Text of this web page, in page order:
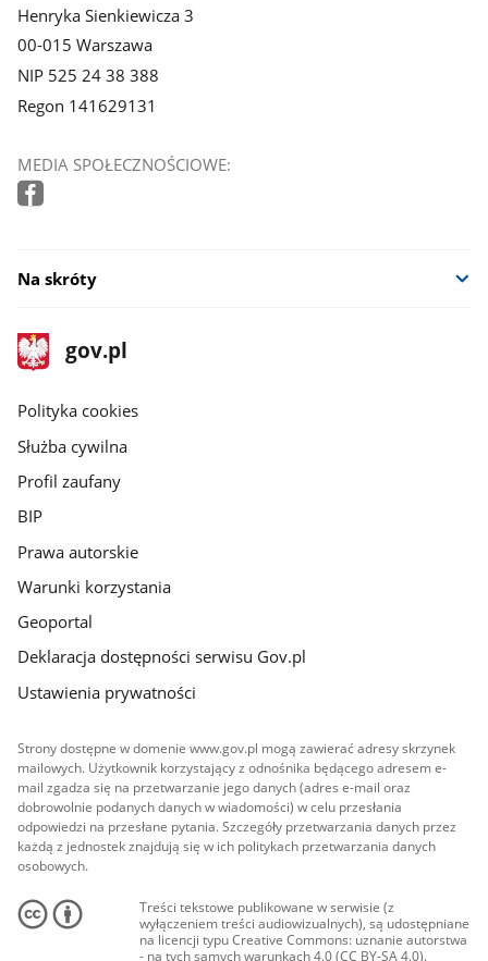
Henryka Sienkiewicza 3
00-015 Warszawa
NIP 525 24 38 388
Regon 141629131
MEDIA SPOŁECZNOŚCIOWE:
Na skróty
stopka
gov.pl
Strona
gov.pl
gov.pl
Polityka cookies
Służba cywilna
Profil zaufany
BIP
Prawa autorskie
Warunki korzystania
Geoportal
Deklaracja dostępności serwisu Gov.pl
Ustawienia prywatności
Strony dostępne w domenie www.gov.pl mogą zawierać adresy skrzynek
mailowych. Użytkownik korzystający z odnośnika będącego adresem e-
mail zgadza się na przetwarzanie jego danych (adres e-mail oraz
dobrowolnie podanych danych w wiadomości) w celu przesłania
odpowiedzi na przesłane pytania. Szczegóły przetwarzania danych przez
każdą z jednostek znajdują się w ich politykach przetwarzania danych
osobowych.
Treści tekstowe publikowane w serwisie (z
wyłączeniem treści audiowizualnych), są udostępniane
na licencji typu Creative Commons: uznanie autorstwa
- na tych samych warunkach 4.0 (CC BY-SA 4.0).